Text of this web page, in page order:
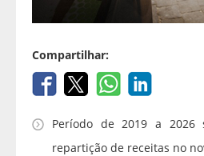
Compartilhar:
Período de 2019 a 2026
repartição de receitas no